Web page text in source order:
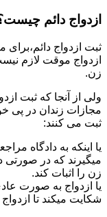
ازدواج دائم
ثبت ازدواج
ازدواج موقت لازم
زن.
ولی از آنجا که ثبت
مجازات زندان در پی
ثبت می کنند:
یا اینکه به دادگاه
میگیرند که در صورتی
زن را اثبات کند.
یا ازدواج به صورت
شکایت میکند تا